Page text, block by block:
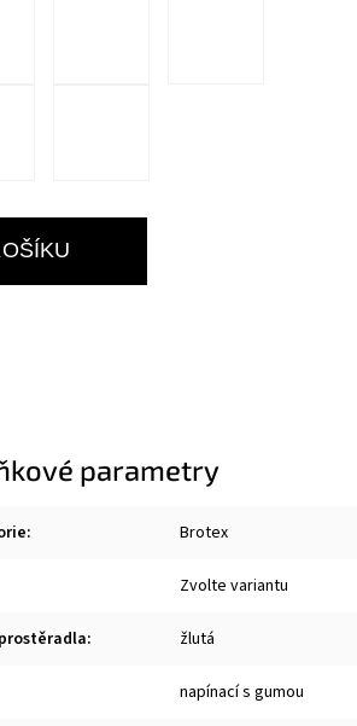
parametry
: Brotex
Zvolte variantu
: žlutá
napínací s gumou